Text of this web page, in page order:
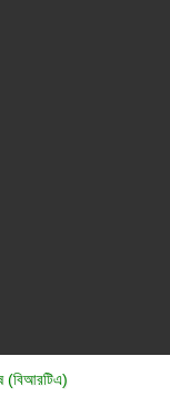
(বিআরটিএ)